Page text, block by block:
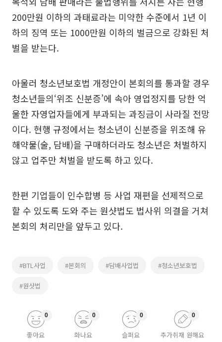
200만원 이하의 과태료라는 미약한 수준에서 1년 이
하의 징역 또는 1000만원 이하의 벌금으로 강화된 처
벌을 받는다.
아울러 청소년보호법 개정안이 본회의를 통과할 경우
청소년들의‘위조 신분증’에 속아 영업정지를 당한 억
울한 자영업자들에게 부과되는 과징금이 사라질 전망
이다. 현행 규정에서는 청소년이 신분증을 위조해 유
해약물(술, 담배)을 구매하더라도 청소년은 처벌하지
않고 업주만 처벌을 받도록 하고 있다.
한편 기업들이 인수합병 등 사업 재편을 선제적으로
할 수 있도록 도와 주는 원샷법도 법사위 의결을 거쳐
본회의 처리만을 앞두고 있다.
#BTL사업 #본회의 #담배사업법 #청소년보호법
#원샷법
좋아요
0
화나요
0
슬퍼요
0
추가취재 원해요
0